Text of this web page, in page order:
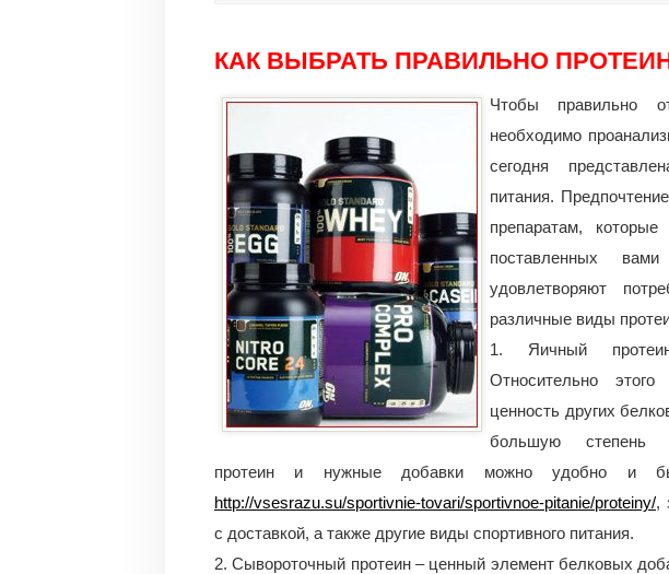
КАК ВЫБРАТЬ ПРАВИЛЬНО
Чтобы правильно
необходимо
сегодня
питания.
препаратам,
поставленных
удовлетворяют
различные виды
1. Яичный
Относительно этого
ценность других
большую степень
протеин и нужные добавки можно удобно и
http://vsesrazu.su/sportivnie-tovari/sportivnoe-pitanie/proteiny/,
с доставкой, а также другие виды спортивного питания.
2. Сывороточный протеин – ценный элемент белковых